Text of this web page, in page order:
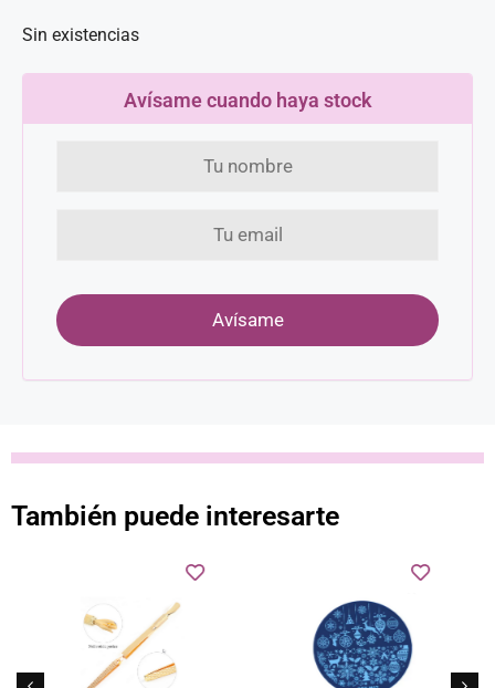
Sin existencias
Avísame cuando haya stock
También puede interesarte